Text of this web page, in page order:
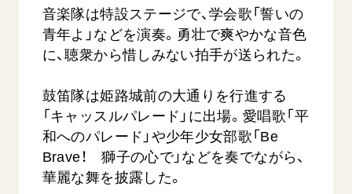
関連団体
道府県中心会館
Soka Gakkai グローバルサイト
SGIピースサイト
SOKA PICKS すべて見る
音楽隊は特設ステージで、学会歌「誓いの
青年よ」などを演奏。勇壮で爽やかな音色
に、聴衆から惜しみない拍手が送られた。
鼓笛隊は姫路城前の大通りを行進する
「キャッスルパレード」に出場。愛唱歌「平
和へのパレード」や少年少女部歌「Be
Brave！ 獅子の心で」などを奏でながら、
華麗な舞を披露した。